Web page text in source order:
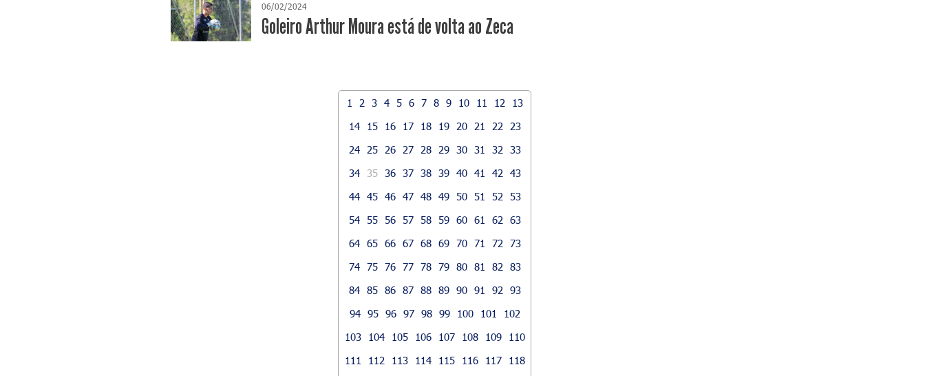
06/02/2024
Goleiro Arthur Moura está de volta ao Zeca
1 2 3 4 5 6 7 8 9 10 11 12
13
14
15 16 17 18 19 20 21 22
23
24
25 26 27 28 29 30 31 32
33
34
35 36 37 38 39 40 41 42
43
44 45 46 47 48 49 50 51 52
53
54 55 56 57 58 59 60 61 62
63
64 65 66 67 68 69 70 71 72
73
74 75 76 77 78 79 80 81 82
83
84 85 86 87 88 89 90 91 92
93
94 95 96 97 98 99 100 101
102
103
104 105 106 107 108 109
110
111
112 113 114 115 116 117
118